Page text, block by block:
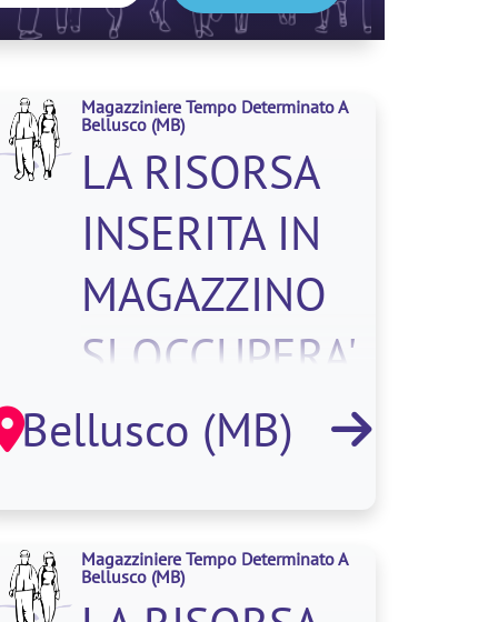
Magazziniere Tempo Determinato A
Bellusco(MB)
LA RISORSA
INSERITA IN
MAGAZZINO
SI OCCUPERA'
DI:. CODIFICA
MOVIMENTAZIO
Bellusco (MB)
Magazziniere Tempo Determinato A
Bellusco(MB)